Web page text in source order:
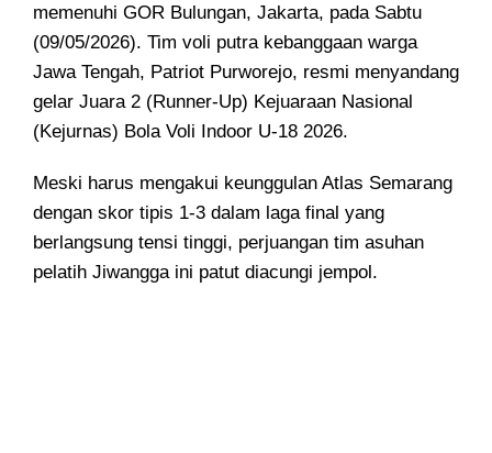
memenuhi GOR Bulungan, Jakarta, pada Sabtu
(09/05/2026). Tim voli putra kebanggaan warga
Jawa Tengah, Patriot Purworejo, resmi menyandang
gelar Juara 2 (Runner-Up) Kejuaraan Nasional
(Kejurnas) Bola Voli Indoor U-18 2026.
Meski harus mengakui keunggulan Atlas Semarang
dengan skor tipis 1-3 dalam laga final yang
berlangsung tensi tinggi, perjuangan tim asuhan
pelatih Jiwangga ini patut diacungi jempol.